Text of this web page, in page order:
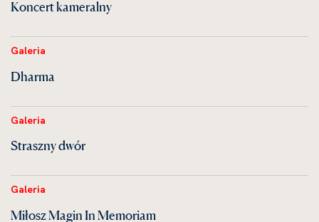
Koncert kameralny
Galeria
Dharma
Galeria
Straszny dwór
Galeria
Miłosz Magin In Memoriam